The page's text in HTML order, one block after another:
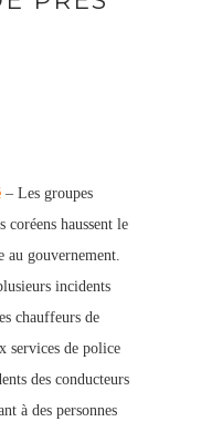
– Les groupes
coréens haussent le
au gouvernement.
incidents
chauffeurs de
services de police
des conducteurs
à des personnes